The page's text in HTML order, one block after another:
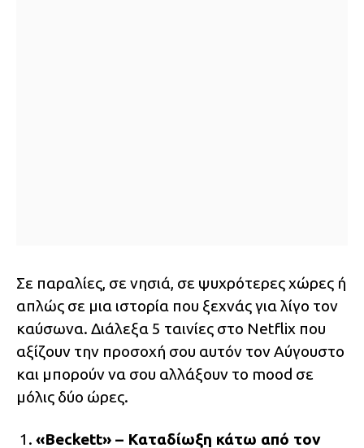
Σε παραλίες, σε νησιά, σε ψυχρότερες χώρες ή
απλώς σε μια ιστορία που ξεχνάς για λίγο τον
καύσωνα. Διάλεξα 5 ταινίες στο Netflix που
αξίζουν την προσοχή σου αυτόν τον Αύγουστο
και μπορούν να σου αλλάξουν το mood σε
μόλις δύο ώρες.
«Beckett» – Καταδίωξη κάτω από τον